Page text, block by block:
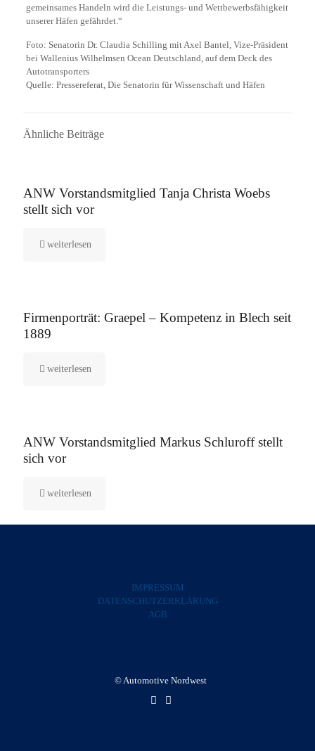
gemeinsames Handeln wird die Leistungs- und Wettbewerbsfähigkeit
unserer Häfen gefährdet.“
Foto: Senatorin Dr. Claudia Schilling mit Axel Bantel, Vize-Präsident
bei Wallenius Wilhelmsen Ocean Deutschland, auf dem Deck des
Autotransporters
Quelle: Pressereferat, Die Senatorin für Wissenschaft und Häfen
Ähnliche Beiträge
ANW Vorstandsmitglied Tanja Christa Woebs
stellt sich vor
weiterlesen
Firmenporträt: Graepel – Kompetenz in Blech seit
1889
weiterlesen
ANW Vorstandsmitglied Markus Schluroff stellt
sich vor
weiterlesen
IMPRESSUM
DATENSCHUTZERKLÄRUNG
AGB
© Automotive Nordwest